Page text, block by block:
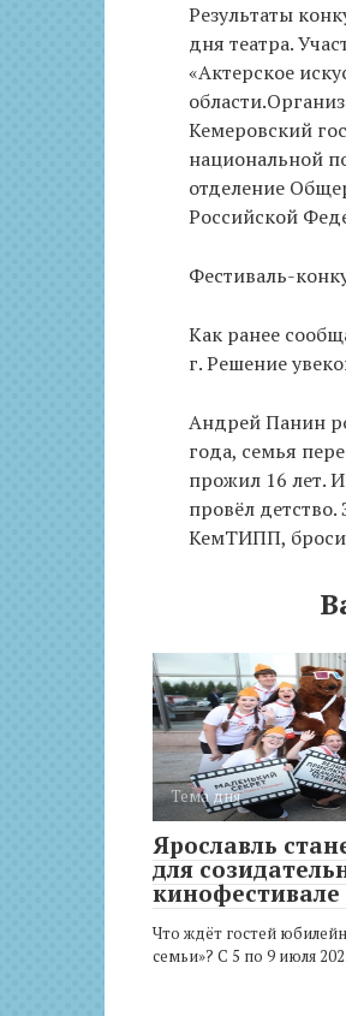
Результаты
дня театра.
«Актерское
Кемеровский
национальной
отделение
Российской
Фестиваль-
Как ранее
г. Решение
Андрей Панин
года, семья
прожил 16 лет.
провёл детство.
КемТИПП,
Тема дня
Ярославль
для
кинофестивале
Что ждёт гостей
семьи»? С 5 по 9 июля